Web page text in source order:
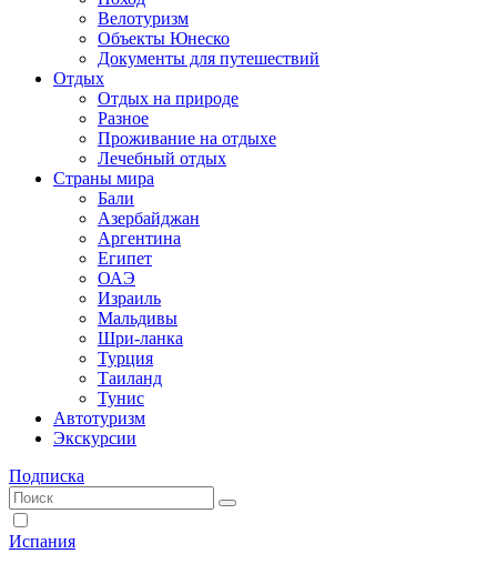
Велотуризм
Объекты Юнеско
Документы для путешествий
Отдых
Отдых на природе
Разное
Проживание на отдыхе
Лечебный отдых
Страны мира
Бали
Азербайджан
Аргентина
Египет
ОАЭ
Израиль
Мальдивы
Шри-ланка
Турция
Таиланд
Тунис
Автотуризм
Экскурсии
Подписка
Испания